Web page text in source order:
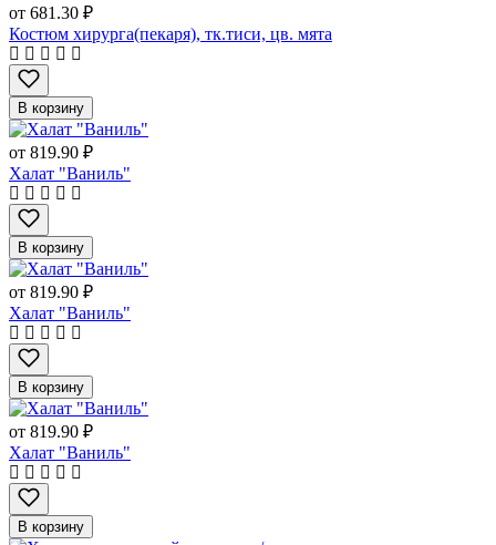
от 681.30 ₽
Костюм хирурга(пекаря), тк.тиси, цв. мята
В корзину
от 819.90 ₽
Халат "Ваниль"
В корзину
от 819.90 ₽
Халат "Ваниль"
В корзину
от 819.90 ₽
Халат "Ваниль"
В корзину